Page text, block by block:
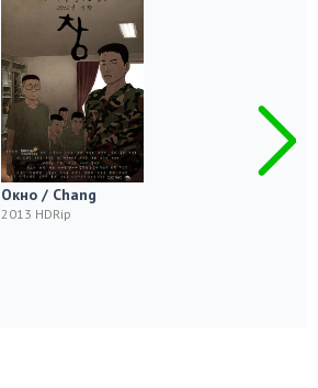
Окно / Chang
2013 HDRip